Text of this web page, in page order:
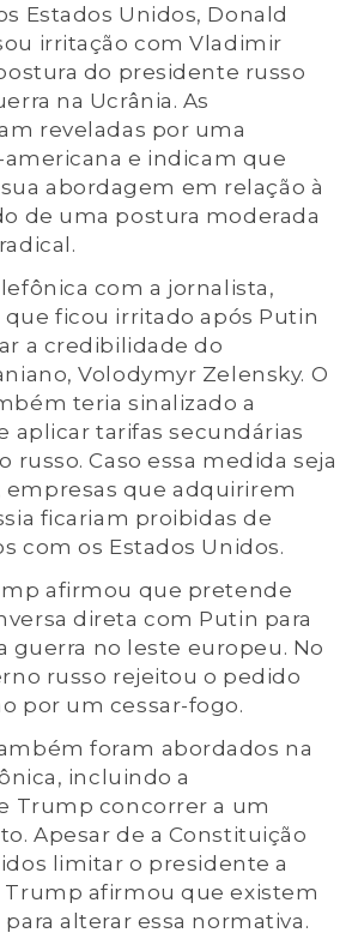
Estados Unidos, Donald
irritação com Vladimir
do presidente russo
na Ucrânia. As
reveladas por uma
e indicam que
abordagem em relação à
de uma postura moderada
com a jornalista,
ficou irritado após Putin
a credibilidade do
Volodymyr Zelensky. O
teria sinalizado a
aplicar tarifas secundárias
russo. Caso essa medida seja
que adquirirem
ficariam proibidas de
com os Estados Unidos.
afirmou que pretende
direta com Putin para
guerra no leste europeu. No
russo rejeitou o pedido
por um cessar-fogo.
foram abordados na
incluindo a
Trump concorrer a um
Apesar de a Constituição
limitar o presidente a
Trump afirmou que existem
alterar essa normativa.